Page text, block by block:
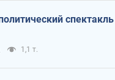
спектакль
1,1 т.